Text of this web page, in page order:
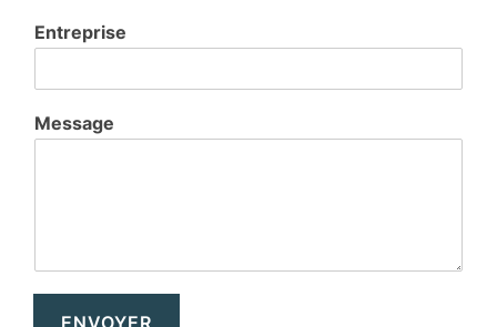
Entreprise
Message